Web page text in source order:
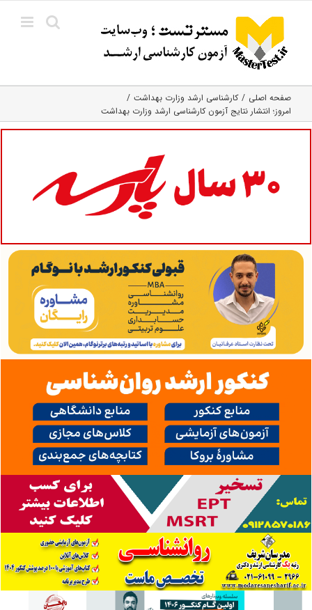
content
صفحه اصلی
کارشناسی ارشد وزارت بهداشت
امروز؛ انتشار نتایج آزمون کارشناسی ارشد وزارت بهداشت